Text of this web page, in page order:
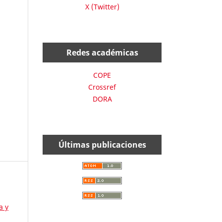
y
X (Twitter)
Redes académicas
COPE
Crossref
DORA
Últimas publicaciones